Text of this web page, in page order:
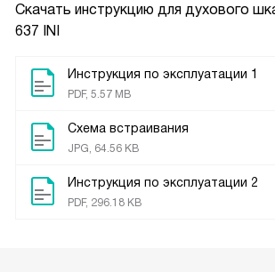
Скачать инструкцию для духового
637 INI
Инструкция по эксплуатации 1
PDF, 5.57 MB
Схема встраивания
JPG, 64.56 KB
Инструкция по эксплуатации 2
PDF, 296.18 KB